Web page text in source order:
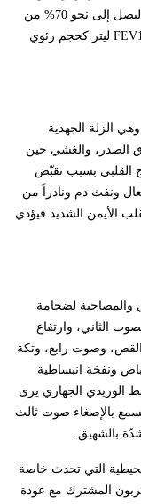
الرئة) ويزداد حدوثاً كلما كانت الإصابة أكثر تقدماً ليصل إلى نحو 70% من
ليتر كحجم رئوي
الزلة الجهدية
الصدر، والغشي حين
القلبي بسبب تقبّض
ونفث دم ونادراً من
الأيمن الشديد فيؤدي
والمصاحبة لضخامة
الثاني، وارتفاع
وصوت رابع، وتكة
ونفخة انبساطية
الوريدي الجهازي يرى
بالإصغاء صوت ثالث
بالشهيق.
التي تحدث خاصة
المشترك مع عودة